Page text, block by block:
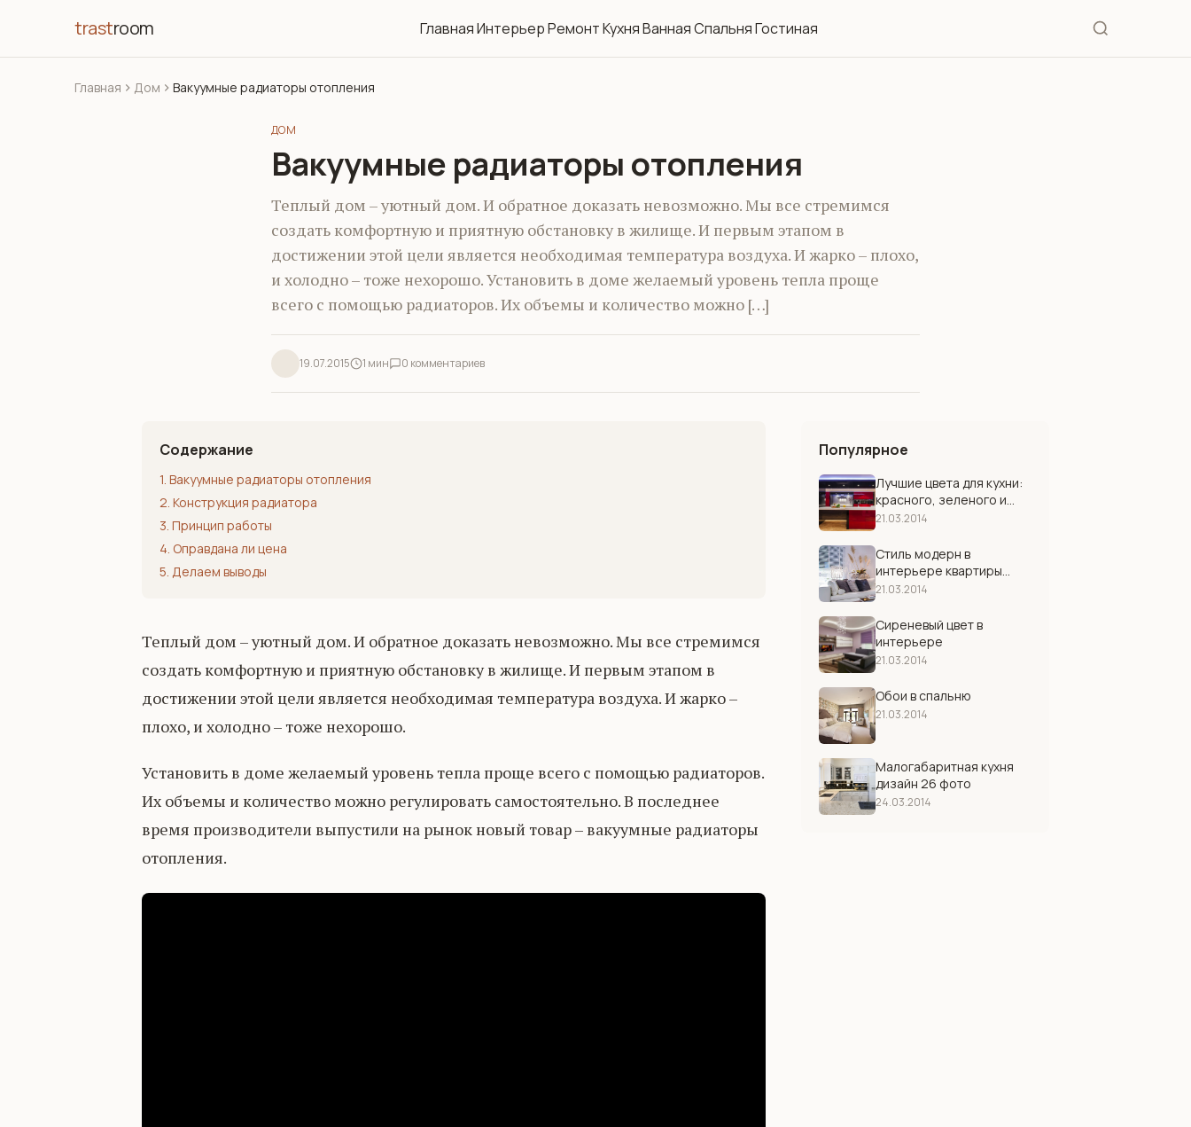
trastroom ГлавнаяИнтерьерРемонтКухняВаннаяСпальняГостиная
Главная Дом Вакуумные радиаторы отопления
ДОМ
Вакуумные радиаторы отопления
Теплый дом – уютный дом. И обратное доказать невозможно. Мы все стремимся
создать комфортную и приятную обстановку в жилище. И первым этапом в
достижении этой цели является необходимая температура воздуха. И жарко – плохо,
и холодно – тоже нехорошо. Установить в доме желаемый уровень тепла проще
всего с помощью радиаторов. Их объемы и количество можно […]
19.07.2015 1 мин 0 комментариев
Содержание
1. Вакуумные радиаторы отопления
2. Конструкция радиатора
3. Принцип работы
4. Оправдана ли цена
5. Делаем выводы
Теплый дом – уютный дом. И обратное доказать невозможно. Мы все стремимся
создать комфортную и приятную обстановку в жилище. И первым этапом в
достижении этой цели является необходимая температура воздуха. И жарко –
плохо, и холодно – тоже нехорошо.
Установить в доме желаемый уровень тепла проще всего с помощью радиаторов.
Их объемы и количество можно регулировать самостоятельно. В последнее
время производители выпустили на рынок новый товар – вакуумные радиаторы
отопления.
Популярное
Лучшие цвета для кухни:
красного, зеленого и
белого цвета
21.03.2014
Стиль модерн в
интерьере квартиры
(фото, идеи)
21.03.2014
Сиреневый цвет в
интерьере
21.03.2014
Обои в спальню
21.03.2014
Малогабаритная кухня
дизайн 26 фото
24.03.2014